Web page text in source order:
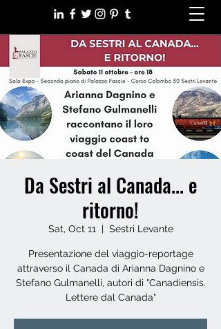
Da Sestri al Canada... e
ritorno!
Sat, Oct 11
  |
Sestri Levante
Presentazione del viaggio-reportage
attraverso il Canada di Arianna Dagnino e
Stefano Gulmanelli, autori di "Canadiensis.
Lettere dal Canada"